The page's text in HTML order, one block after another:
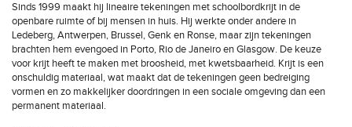
Sinds 1999 maakt hij lineaire tekeningen met schoolbordkrijt in de
openbare ruimte of bij mensen in huis. Hij werkte onder andere in
Ledeberg, Antwerpen, Brussel, Genk en Ronse, maar zijn tekeningen
brachten hem evengoed in Porto, Rio de Janeiro en Glasgow. De keuze
voor krijt heeft te maken met broosheid, met kwetsbaarheid. Krijt is een
onschuldig materiaal, wat maakt dat de tekeningen geen bedreiging
vormen en zo makkelijker doordringen in een sociale omgeving dan een
permanent materiaal.